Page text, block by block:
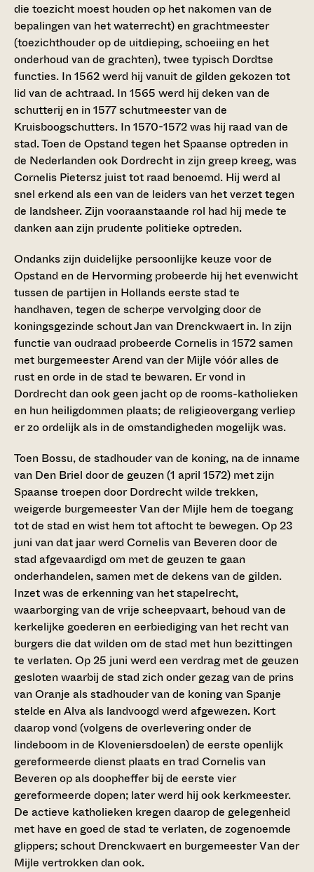
die toezicht moest houden op het nakomen van de
bepalingen van het waterrecht) en grachtmeester
(toezichthouder op de uitdieping, schoeiing en het
onderhoud van de grachten), twee typisch Dordtse
functies. In 1562 werd hij vanuit de gilden gekozen tot
lid van de achtraad. In 1565 werd hij deken van de
schutterij en in 1577 schutmeester van de
Kruisboogschutters. In 1570-1572 was hij raad van de
stad. Toen de Opstand tegen het Spaanse optreden in
de Nederlanden ook Dordrecht in zijn greep kreeg, was
Cornelis Pietersz juist tot raad benoemd. Hij werd al
snel erkend als een van de leiders van het verzet tegen
de landsheer. Zijn vooraanstaande rol had hij mede te
danken aan zijn prudente politieke optreden.
Ondanks zijn duidelijke persoonlijke keuze voor de
Opstand en de Hervorming probeerde hij het evenwicht
tussen de partijen in Hollands eerste stad te
handhaven, tegen de scherpe vervolging door de
koningsgezinde schout Jan van Drenckwaert in. In zijn
functie van oudraad probeerde Cornelis in 1572 samen
met burgemeester Arend van der Mijle vóór alles de
rust en orde in de stad te bewaren. Er vond in
Dordrecht dan ook geen jacht op de rooms-katholieken
en hun heiligdommen plaats; de religieovergang verliep
er zo ordelijk als in de omstandigheden mogelijk was.
Toen Bossu, de stadhouder van de koning, na de inname
van Den Briel door de geuzen (1 april 1572) met zijn
Spaanse troepen door Dordrecht wilde trekken,
weigerde burgemeester Van der Mijle hem de toegang
tot de stad en wist hem tot aftocht te bewegen. Op 23
juni van dat jaar werd Cornelis van Beveren door de
stad afgevaardigd om met de geuzen te gaan
onderhandelen, samen met de dekens van de gilden.
Inzet was de erkenning van het stapelrecht,
waarborging van de vrije scheepvaart, behoud van de
kerkelijke goederen en eerbiediging van het recht van
burgers die dat wilden om de stad met hun bezittingen
te verlaten. Op 25 juni werd een verdrag met de geuzen
gesloten waarbij de stad zich onder gezag van de prins
van Oranje als stadhouder van de koning van Spanje
stelde en Alva als landvoogd werd afgewezen. Kort
daarop vond (volgens de overlevering onder de
lindeboom in de Kloveniersdoelen) de eerste openlijk
gereformeerde dienst plaats en trad Cornelis van
Beveren op als doopheffer bij de eerste vier
gereformeerde dopen; later werd hij ook kerkmeester.
De actieve katholieken kregen daarop de gelegenheid
met have en goed de stad te verlaten, de zogenoemde
glippers; schout Drenckwaert en burgemeester Van der
Mijle vertrokken dan ook.